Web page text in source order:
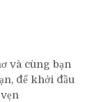
và cùng bạn
để khởi đầu